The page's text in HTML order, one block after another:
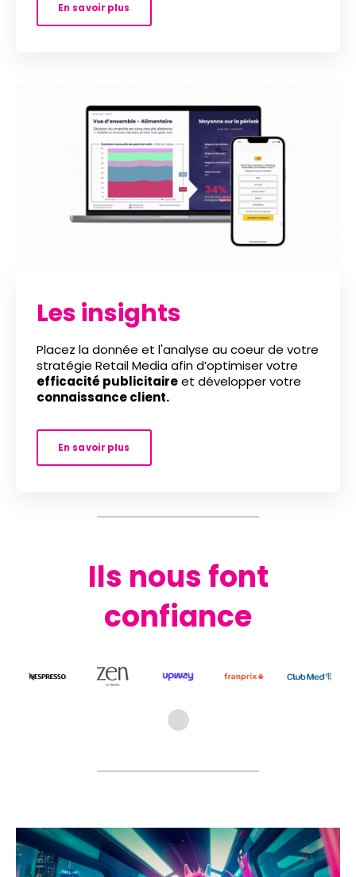
En savoir plus
Les insights
Placez la donnée et l'analyse au coeur de votre
stratégie Retail Media afin d’optimiser votre
efficacité publicitaireet développer votre
connaissance client.
En savoir plus
Ils nous font
confiance